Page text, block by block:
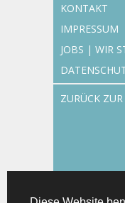
KONTAKT
IMPRESSUM
JOBS | WIR
ZURÜCK